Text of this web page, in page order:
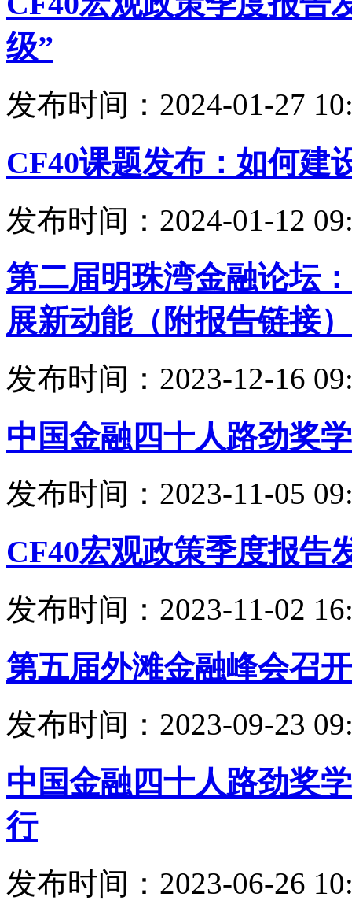
级”
发布时间：2024-01-27
CF40课题发布：如何建
发布时间：2024-01-12
第二届明珠湾金融论坛
展新动能（附报告链接）
发布时间：2023-12-16
中国金融四十人路劲奖
发布时间：2023-11-05
CF40宏观政策季度报告
发布时间：2023-11-02
第五届外滩金融峰会召
发布时间：2023-09-23
中国金融四十人路劲奖
行
发布时间：2023-06-26